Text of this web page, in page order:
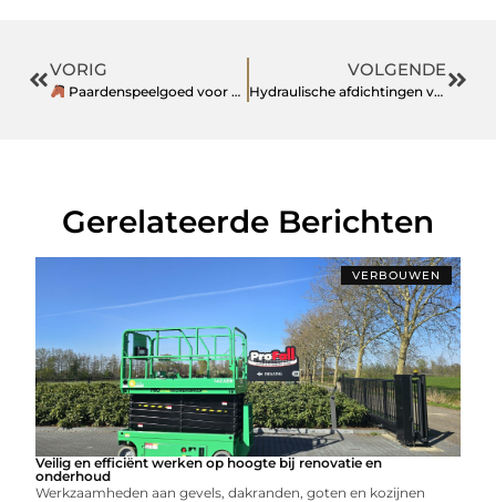
VORIG
Paardenspeelgoed voor kinderen: van knuffelpony tot Hobby Horse
VOLGENDE
Hydraulische afdichtingen van een ervaren seals groothandel
Gerelateerde Berichten
VERBOUWEN
Veilig en efficiënt werken op hoogte bij renovatie en
onderhoud
Werkzaamheden aan gevels, dakranden, goten en kozijnen